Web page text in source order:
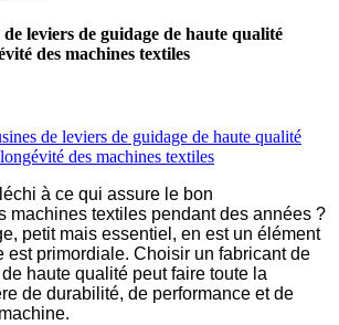
leviers de guidage de haute qualité
des machines textiles
de leviers de guidage de haute qualité
des machines textiles
à ce qui assure le bon
machines textiles pendant des années ?
petit mais essentiel, en est un élément
est primordiale. Choisir un fabricant de
haute qualité peut faire toute la
de durabilité, de performance et de